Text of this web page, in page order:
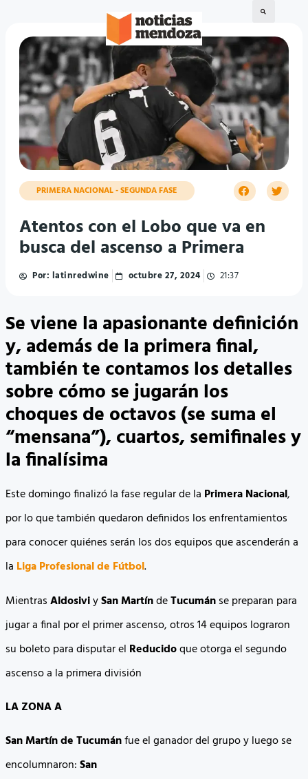
PRIMERA NACIONAL - SEGUNDA FASE
Atentos con el Lobo que va en
busca del ascenso a Primera
Por: latinredwine octubre 27, 2024 21:37
Se viene la apasionante definición
y, además de la primera final,
también te contamos los detalles
sobre cómo se jugarán los
choques de octavos (se suma el
“mensana”), cuartos, semifinales y
la finalísima
Este domingo finalizó la fase regular de la Primera Nacional,
por lo que también quedaron definidos los enfrentamientos
para conocer quiénes serán los dos equipos que ascenderán a
la Liga Profesional de Fútbol.
MientrasAldosiviySanMartíndeTucumánse preparan para
jugar a final por el primer ascenso, otros 14 equipos lograron
su boleto para disputar el Reducidoque otorga el segundo
ascenso a la primera división
LA ZONA A
San Martín de Tucumánfue el ganador del grupo y luego se
encolumnaron:San